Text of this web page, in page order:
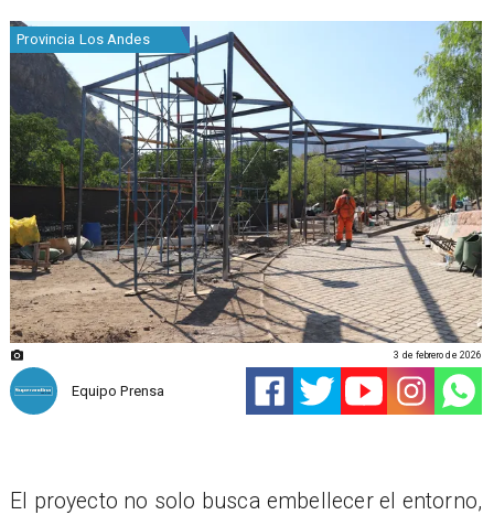
Provincia Los Andes
Equipo Prensa
3 de febrero de 2026
El proyecto no solo busca embellecer el entorno,